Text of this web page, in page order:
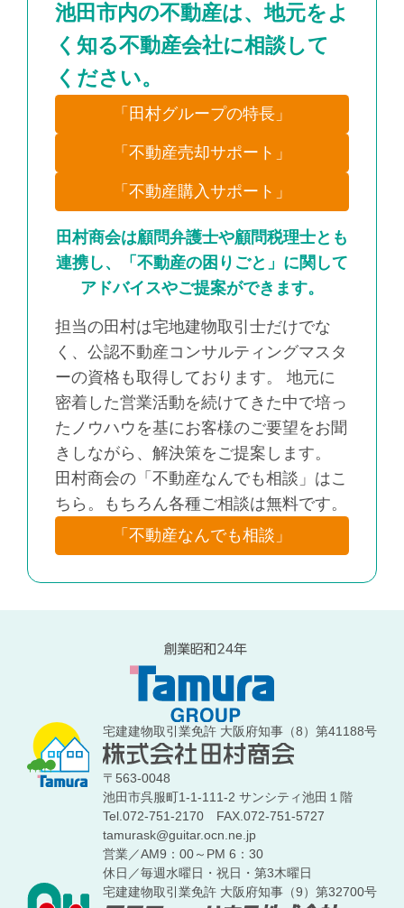
池田市内の不動産は、地元をよ
く知る不動産会社に相談して
ください。
「田村グループの特長」
「不動産売却サポート」
「不動産購入サポート」
田村商会は顧問弁護士や顧問税理士とも
連携し、「不動産の困りごと」に関して
アドバイスやご提案ができます。
担当の田村は宅地建物取引士だけでな
く、公認不動産コンサルティングマスタ
ーの資格も取得しております。 地元に
密着した営業活動を続けてきた中で培っ
たノウハウを基にお客様のご要望をお聞
きしながら、解決策をご提案します。
田村商会の「不動産なんでも相談」はこ
ちら。もちろん各種ご相談は無料です。
「不動産なんでも相談」
宅建建物取引業免許 大阪府知事（8）第41188号
〒563-0048
池田市呉服町1-1-111-2 サンシティ池田１階
Tel.072-751-2170FAX.072-751-5727
tamurask@guitar.ocn.ne.jp
営業／AM9：00～PM 6：30
休日／毎週水曜日・祝日・第3木曜日
宅建建物取引業免許 大阪府知事（9）第32700号